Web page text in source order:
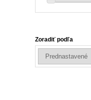
Zoradiť podľa